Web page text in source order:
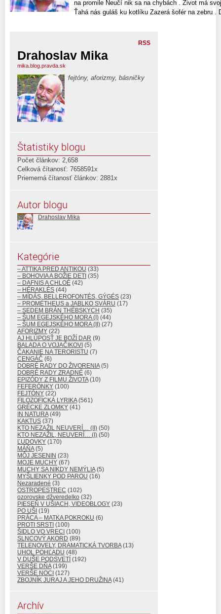
na promile Neučí nik sa na chybách . Život má
Ťahá nás guláš ku kotlíku Zazerá šofér na zebru .
RSS
Drahoslav Mika
mika.blog.pravda.sk
fejtóny, aforizmy, básničky
Štatistiky blogu
Počet článkov: 2,658
Celková čítanosť: 7658591x
Priemerná čítanosť článkov: 2881x
Autor blogu
Drahoslav Mika
Kategórie
– ATTIKA PRED ANTIKOU (33)
– BOHOVIA A BOŽIE DETI (35)
– DAFNIS A CHLOÉ (42)
– HÉRAKLÉS (44)
– MÍDÁS, BELLEROFONTÉS, GÝGÉS (23)
– PROMÉTHEUS a JABLKO SVÁRU (17)
– SEDEM BRÁN THÉBSKYCH (35)
– ŠUM EGEJSKÉHO MORA (I) (44)
– ŠUM EGEJSKÉHO MORA (II) (27)
AFORIZMY (22)
AJ HLÚPOSŤ JE BOŽÍ DAR (9)
BALADA O VOJAČIKOVI (5)
ČAKANIE NA TERORISTU (7)
CENGÁČ (6)
DOBRÉ RADY DO ŽIVORENIA(5)
DOBRÉ RADY ZRADNÉ (6)
EPIZÓDY Z FILMU ŽIVOTA(10)
FEFERÓNKY (100)
FEJTÓNY (22)
FILOZOFICKÁ LYRIKA(561)
GRÉCKE ZLOMKY (41)
IN NATURA(49)
KAKTUS (37)
KTO NEZAŽIL NEUVERÍ… (II) (50)
KTO NEZAŽIL, NEUVERÍ… (I) (50)
ĽUDOVKY (170)
MÁŇA(5)
MÔJ JESENIN (23)
MOJE MUCHY (67)
MUCHY SA NIKDY NEMÝLIA(5)
MYŠLIENKY POD PAROU (16)
Nezaradené (3)
OSTROPESTREC (102)
ozorovske džveredelko (32)
PIESEŇ V UŠIACH, VIDEOBLOGY (23)
PO UŠI (19)
PRÁCA – MATKA POKROKU (6)
PROTI SRSTI (100)
ŠIDLO VO VRECI (100)
SLNCOVÝ AKORD (89)
TELENOVELY, DRAMATICKÁ TVORBA(13)
UHOL POHĽADU (48)
V DUŠE PODSVETÍ (192)
VERŠE DŇA(199)
VERŠE NOCI (127)
ZBOJNÍK JURAJ A JEHO DRUŽINA(41)
Archív